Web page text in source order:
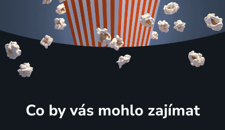
Co by vás mohlo zajímat